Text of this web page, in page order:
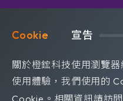
宣告
關於橙鋐科技使用瀏覽
使用體驗，我們使用的
Cookie。相關資訊請訪